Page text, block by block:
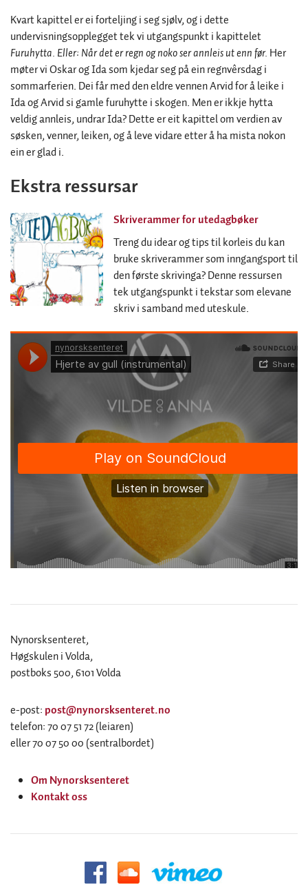
Kvart kapittel er ei forteljing i seg sjølv, og i dette
undervisningsopplegget tek vi utgangspunkt i kapittelet
Furuhytta. Eller: Når det er regn og noko ser annleis ut enn før. Her
møter vi Oskar og Ida som kjedar seg på ein regnvêrsdag i
sommarferien. Dei får med den eldre vennen Arvid for å leike i
Ida og Arvid si gamle furuhytte i skogen. Men er ikkje hytta
veldig annleis, undrar Ida? Dette er eit kapittel om verdien av
søsken, venner, leiken, og å leve vidare etter å ha mista nokon
ein er glad i.
Ekstra ressursar
Skriverammer for utedagbøker
Treng du idear og tips til korleis du kan
bruke skriverammer som inngangsport til
den første skrivinga? Denne ressursen
tek utgangspunkt i tekstar som elevane
skriv i samband med uteskule.
Nynorsksenteret,
Høgskulen i Volda,
postboks 500, 6101 Volda
e-post: post@nynorsksenteret.no
telefon: 70 07 51 72 (leiaren)
eller 70 07 50 00 (sentralbordet)
Om Nynorsksenteret
Kontakt oss